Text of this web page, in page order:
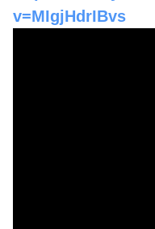
v=MIgjHdrIBvs